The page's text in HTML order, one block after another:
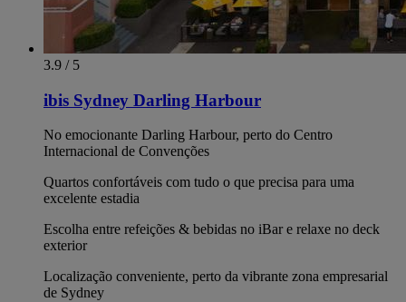
3.9 / 5
ibis Sydney Darling Harbour
No emocionante Darling Harbour, perto do Centro
Internacional de Convenções
Quartos confortáveis com tudo o que precisa para uma
excelente estadia
Escolha entre refeições & bebidas no iBar e relaxe no deck
exterior
Localização conveniente, perto da vibrante zona empresarial
de Sydney